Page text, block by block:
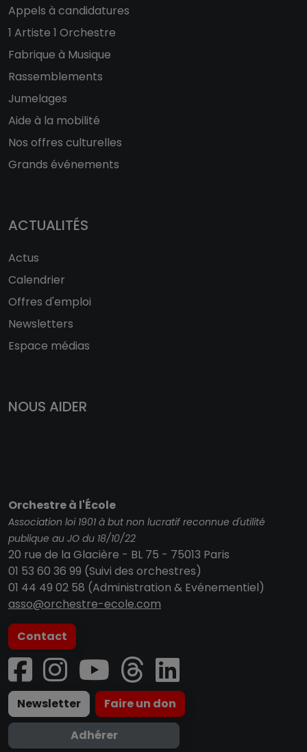
Appels à candidatures
1 Artiste 1 Orchestre
Fabrique à Musique
Rassemblements
Jumelages
Aide à la mobilité
Nos offres culturelles
Grands événements
ACTUALITÉS
Actus
Calendrier
Offres d'emploi
Newsletters
Espace médias
NOUS AIDER
Orchestre à l'École
Association loi 1901 à but non lucratif reconnue d'utilité
publique au JO du 18/10/22
20 rue de la Glacière - BL 75 - 75013 Paris
01 53 60 36 99 (Suivi des orchestres)
01 44 49 02 58 (Administration & Evénementiel)
asso@orchestre-ecole.com
Contact
Newsletter
Faire un don
Adhérer